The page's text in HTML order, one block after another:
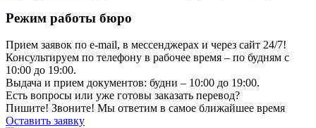
Режим работы бюро
Прием заявок по e-mail, в мессенджерах и через сайт 24/7!
Консультируем по телефону в рабочее время – по будням с
10:00 до 19:00.
Выдача и прием документов: будни – 10:00 до 19:00.
Есть вопросы или уже готовы заказать перевод?
Пишите! Звоните! Мы ответим в самое ближайшее время
Оставить заявку